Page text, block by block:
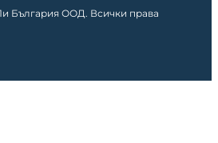
България ООД. Всички права